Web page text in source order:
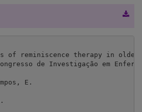
of reminiscence therapy in
de Investigação em
E.